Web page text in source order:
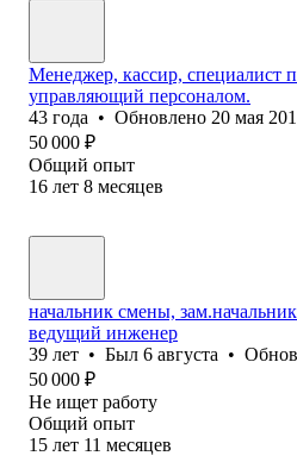
Менеджер, кассир, специалист
управляющий персоналом.
43 года • Обновлено 20 мая
50 000 ₽
Общий опыт
16 лет 8 месяцев
начальник смены,
ведущий инженер
39 лет • Был 6 августа •
50 000 ₽
Не ищет работу
Общий опыт
15 лет 11 месяцев